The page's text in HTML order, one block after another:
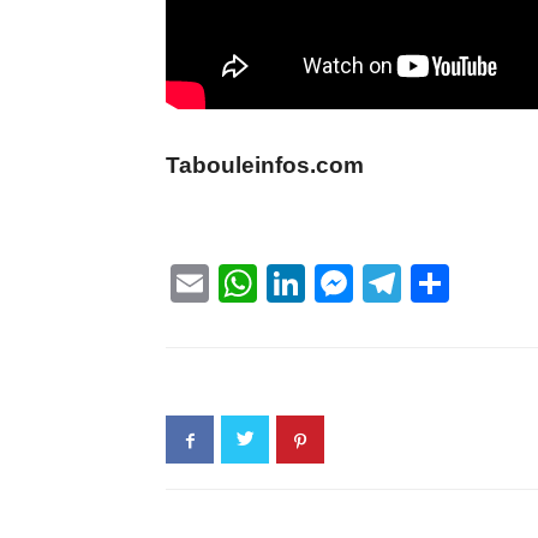
Tabouleinfos.com
EmailWhatsApp
LinkedIn
Messenger
Telegram